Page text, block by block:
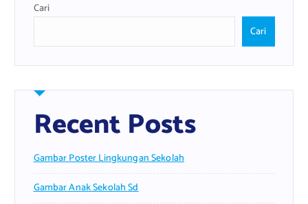
Cari
Cari
Recent Posts
Gambar Poster Lingkungan Sekolah
Gambar Anak Sekolah Sd